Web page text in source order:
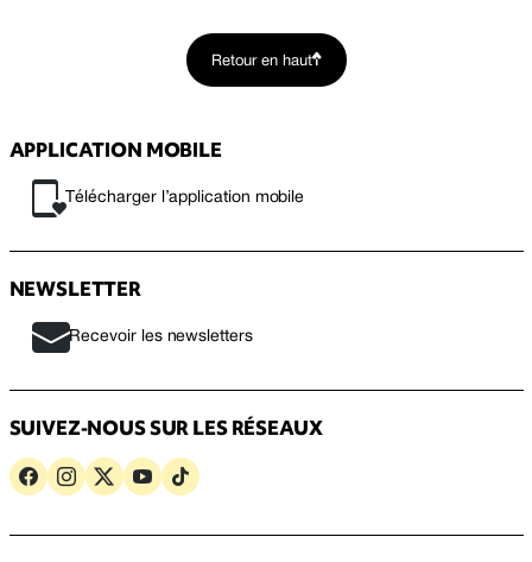
Retour en haut
APPLICATION MOBILE
Télécharger l’application mobile
NEWSLETTER
Recevoir les newsletters
SUIVEZ-NOUS SUR LES RÉSEAUX